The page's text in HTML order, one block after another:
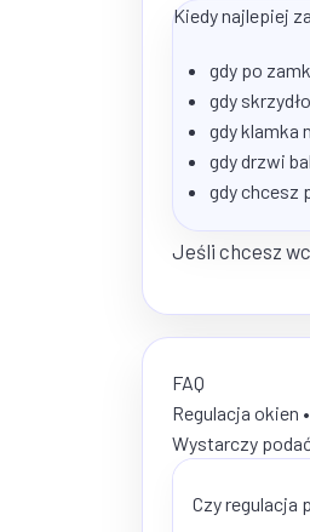
Kiedy najlepiej
gdy po
gdy
gdy klamka
gdy drzwi
gdy chcesz
Jeśli chcesz
FAQ
Regulacja okien
Wystarczy
Czy regulacja